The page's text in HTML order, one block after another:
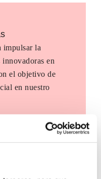
impulsar la
en
el objetivo de
en nuestro